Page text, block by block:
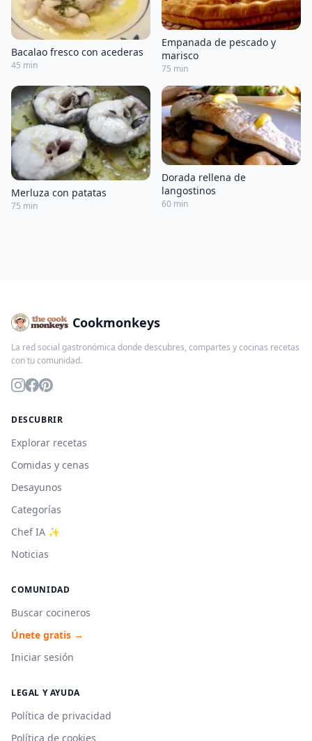
Bacalao fresco con acederas
45 min
Empanada de pescado y
marisco
75 min
Merluza con patatas
75 min
Dorada rellena de
langostinos
60 min
Cookmonkeys
La red social gastronómica donde descubres, compartes y cocinas recetas
con tu comunidad.
DESCUBRIR
Explorar recetas
Comidas y cenas
Desayunos
Categorías
Chef IA ✨
Noticias
COMUNIDAD
Buscar cocineros
Únete gratis →
Iniciar sesión
LEGAL Y AYUDA
Política de privacidad
Política de cookies